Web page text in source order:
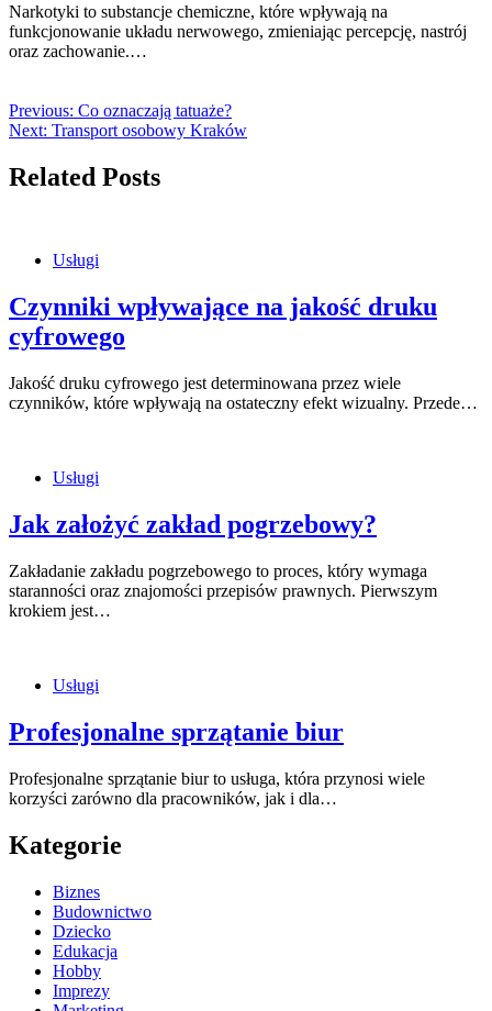
Narkotyki to substancje chemiczne, które wpływają na
funkcjonowanie układu nerwowego, zmieniając percepcję, nastrój
oraz zachowanie.…
Previous: Co oznaczają tatuaże?
Next: Transport osobowy Kraków
Related Posts
Usługi
Czynniki wpływające na jakość druku
cyfrowego
Jakość druku cyfrowego jest determinowana przez wiele
czynników, które wpływają na ostateczny efekt wizualny. Przede…
Usługi
Jak założyć zakład pogrzebowy?
Zakładanie zakładu pogrzebowego to proces, który wymaga
staranności oraz znajomości przepisów prawnych. Pierwszym
krokiem jest…
Usługi
Profesjonalne sprzątanie biur
Profesjonalne sprzątanie biur to usługa, która przynosi wiele
korzyści zarówno dla pracowników, jak i dla…
Kategorie
Biznes
Budownictwo
Dziecko
Edukacja
Hobby
Imprezy